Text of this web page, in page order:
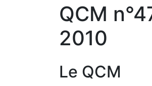
QCM
2010
Le QCM